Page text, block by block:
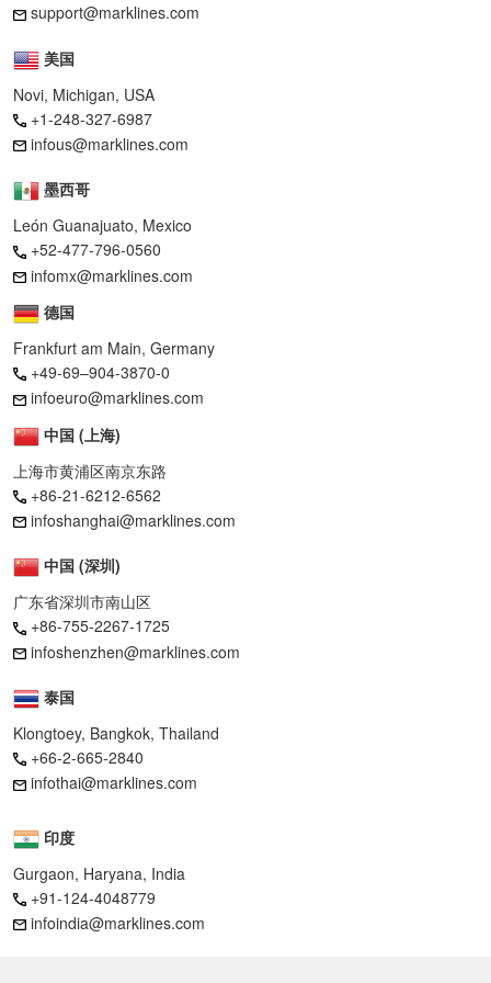
support@marklines.com
美国
Novi, Michigan, USA
+1-248-327-6987
infous@marklines.com
墨西哥
León Guanajuato, Mexico
+52-477-796-0560
infomx@marklines.com
德国
Frankfurt am Main, Germany
+49-69–904-3870-0
infoeuro@marklines.com
中国 (上海)
上海市黄浦区南京东路
+86-21-6212-6562
infoshanghai@marklines.com
中国 (深圳)
广东省深圳市南山区
+86-755-2267-1725
infoshenzhen@marklines.com
泰国
Klongtoey, Bangkok, Thailand
+66-2-665-2840
infothai@marklines.com
印度
Gurgaon, Haryana, India
+91-124-4048779
infoindia@marklines.com